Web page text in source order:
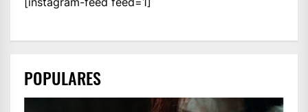
POPULARES